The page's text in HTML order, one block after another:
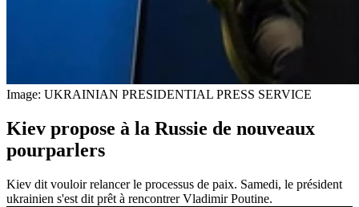
Image: UKRAINIAN PRESIDENTIAL PRESS SERVICE
Kiev propose à la Russie de nouveaux
pourparlers
Kiev dit vouloir relancer le processus de paix. Samedi, le président
ukrainien s'est dit prêt à rencontrer Vladimir Poutine.